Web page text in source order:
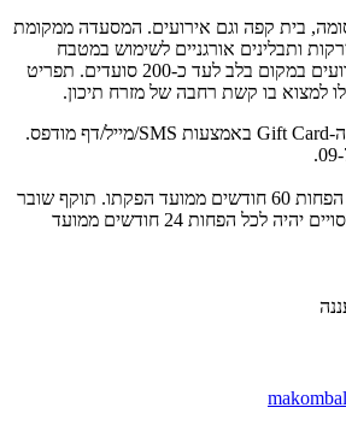
בית קפה וגם אירועים. המסעדה ממקומת
ותבלינים אורגניים לשימוש במטבח
המסעדה. ניתן לעשות אירועים במקום בלב לעד כ-200 סועדים. תפריט
למצוא בו קשת רחבה של מזרח תיכון.
למימוש יש להציג את קוד ה-Gift Card באמצעות SMS/מייל/דף מודפס.
תוקף שובר כספי הינו לכל הפחות 60 חודשים ממועד הפקתו. תוקף שובר
לרכישת מוצר או שירות מסויים יהיה לכל הפחות 24 חודשים ממועד